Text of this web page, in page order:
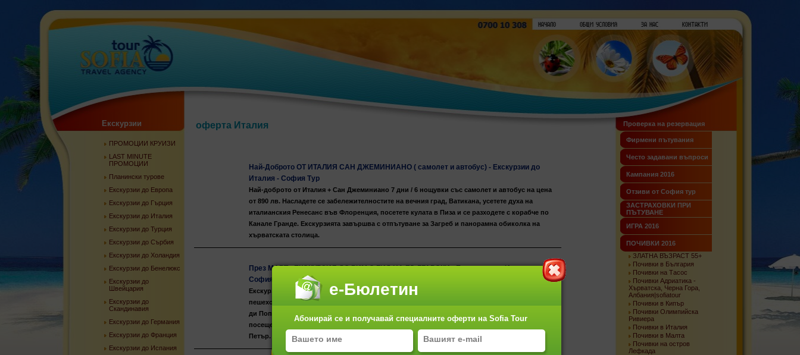
е-Бюлетин
Абонирай се и получавай специалните оферти на Sofia Tour
Екскурзии
ПРОМОЦИИ КРУИЗИ
LAST MINUTE
ПРОМОЦИИ
Планински турове
Екскурзии до Европа
Екскурзии до Гърция
Екскурзии до Италия
Екскурзии до Турция
Екскурзии до Сърбия
Екскурзии до Холандия
Екскурзии до Бенелюкс
Екскурзии до
Швейцария
Екскурзии до
Скандинавия
Екскурзии до Германия
Екскурзии до Франция
Екскурзии до Испания
оферта Италия
Най-Доброто ОТ ИТАЛИЯ САН ДЖЕМИНИАНО ( самолет и автобус) - Екскурзии до
Италия - София Тур
Най-доброто от Италия + Сан Джеминиано 7 дни / 6 нощувки със самолет и автобус на цена
от 890 лв. Насладете се забележителностите на вечния град, Ватикана, усетете духа на
италианския Ренесанс във Флоренция, посетете кулата в Пиза и се разходете с корабче по
Канале Гранде. Екскурзията завършва с отпътуване за Загреб и панорамна обиколка на
хърватската столица.
През МАРТ - ЕКСКУРЗИЯ ДО РИМ С ГИД НА БЪЛГАРСКИ - Екскурзии до Италия -
София Тур
Екскурзия до Рим 4 дни / 3 нощувки със самолет на цена от 590 лв. Програмата включва две
пешеходна обиколка- на бароков Рим (Пантеона, Фонтан Ди Треви, площад "Испания", пиаца
ди Пополо), на древен Рим (Колизеума, Римския форум, Капитолият и пиаца Колона),
посещение на Ватикана, Сиксктинската капела, Стаите на Рафаело и Базиликата на Свети
Петър.
Проверка на резервация
Фирмени пътувания
Често задавани въпроси
Кампания 2016
Отзиви от София тур
ЗАСТРАХОВКИ ПРИ
ПЪТУВАНЕ
ИГРА 2016
ПОЧИВКИ 2016
ЗЛАТНА ВЪЗРАСТ 55+
Почивки в България
Почивки на Тасос
Почивки Адриатика -
Хърватска, Черна Гора,
Албания|sofiatour
Почивки в Кипър
Почивки Олимпийска
Ривиера
Почивки в Италия
Почивки в Малта
Почивки на остров
Лефкада